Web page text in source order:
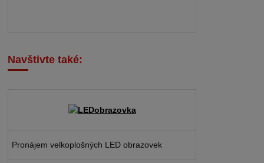
Navštivte také:
Pronájem velkoplošných LED obrazovek